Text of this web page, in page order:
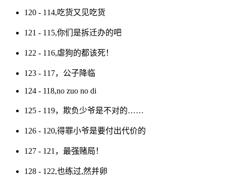
120 - 114,吃货又见吃货
121 - 115,你们是拆迁办的吧
122 - 116,虐狗的都该死！
123 - 117，公子降临
124 - 118,no zuo no di
125 - 119，欺负少爷是不对的……
126 - 120,得罪小爷是要付出代价的
127 - 121，最强赌局！
128 - 122,也练过,然并卵